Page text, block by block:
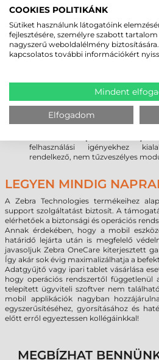
Mozgás-, gyorsulás érzékelés:
a Symbol/Motorola Omnii
gyorsulásérzékelő üzleti szintű
mozgás alapú alkalmazások
képernyő tájolást.
Omnii XT15 (Standard modell):
vonalkód olvasó ablak: -20°C-tól,
Omnii XT15f (Arctic modell):
felhasználási igényekhez
rendelkező, nem tűzveszélyes
LEGYEN MINDIG
A Zebra Technologies termékeihez
support szolgáltatást biztosít. A
elérhetőek a biztonsági és operációs
Annak érdekében, hogy a mobil
határidő lejárta után is megfelelő
javasoljuk Zebra OneCare kiterjesztett
Így akár sok évig maximalizálhatja a
Adatgyűjtő vagy ipari tablet vásárlása
hogy operációs rendszertől függetlenül
telepített ügyviteli szoftver nem
mobil applikációk nagyban
egyszerűsítéséhez, gyorsításához és
előtt erről egyeztessen kollégáinkkal!
MEGBÍZHAT
COOKIES POLITIKÁNK
Sütiket használunk látogatóink
fejlesztésére, személyre szabott
nagyszerű weboldalélmény
kapcsolatos további információkért
Mindent
Elfogadom